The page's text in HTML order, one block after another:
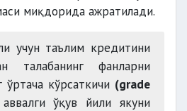
миқдорида ажратилади.
учун таълим кредитини
талабанинг фанларни
кўрсаткичи (grade
ўқув йили якуни